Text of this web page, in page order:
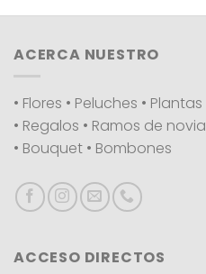
ACERCA NUESTRO
• Flores • Peluches • Plantas
• Regalos • Ramos de novia
• Bouquet • Bombones
ACCESO DIRECTOS